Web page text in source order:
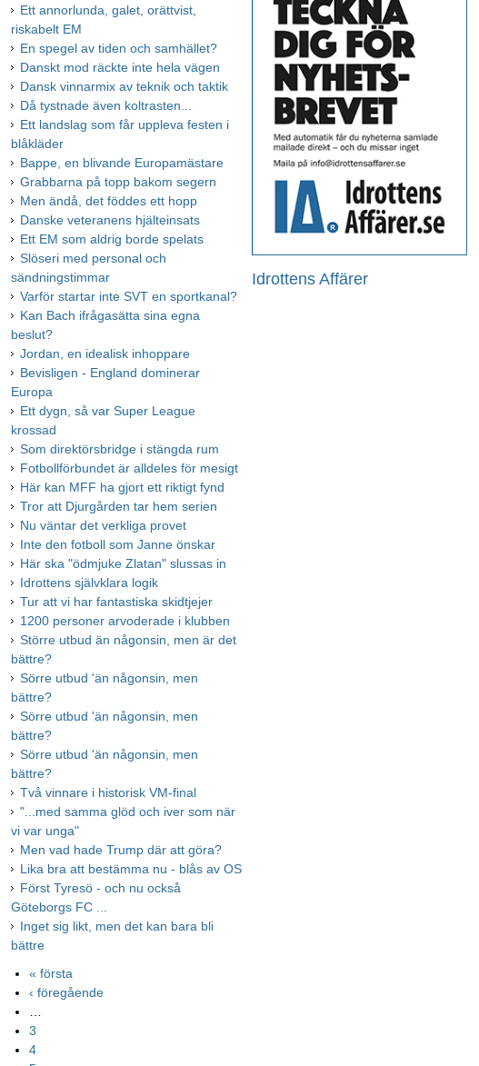
Idrottens Affärer
Ett annorlunda, galet, orättvist,
riskabelt EM
En spegel av tiden och samhället?
Danskt mod räckte inte hela vägen
Dansk vinnarmix av teknik och taktik
Då tystnade även koltrasten...
Ett landslag som får uppleva festen i
blåkläder
Bappe, en blivande Europamästare
Grabbarna på topp bakom segern
Men ändå, det föddes ett hopp
Danske veteranens hjälteinsats
Ett EM som aldrig borde spelats
Slöseri med personal och
sändningstimmar
Varför startar inte SVT en sportkanal?
Kan Bach ifrågasätta sina egna
beslut?
Jordan, en idealisk inhoppare
Bevisligen - England dominerar
Europa
Ett dygn, så var Super League
krossad
Som direktörsbridge i stängda rum
Fotbollförbundet är alldeles för mesigt
Här kan MFF ha gjort ett riktigt fynd
Tror att Djurgården tar hem serien
Nu väntar det verkliga provet
Inte den fotboll som Janne önskar
Här ska "ödmjuke Zlatan" slussas in
Idrottens självklara logik
Tur att vi har fantastiska skidtjejer
1200 personer arvoderade i klubben
Större utbud än någonsin, men är det
bättre?
Sörre utbud 'än någonsin, men
bättre?
Sörre utbud 'än någonsin, men
bättre?
Sörre utbud 'än någonsin, men
bättre?
Två vinnare i historisk VM-final
"...med samma glöd och iver som när
vi var unga"
Men vad hade Trump där att göra?
Lika bra att bestämma nu - blås av OS
Först Tyresö - och nu också
Göteborgs FC ...
Inget sig likt, men det kan bara bli
bättre
« första
‹ föregående
…
3
4